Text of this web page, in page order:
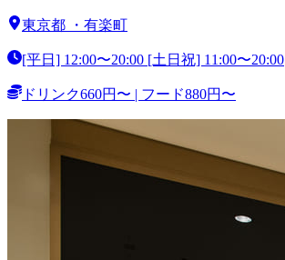
東京都 ・ 有楽町
[平日] 12:00〜20:00 [土日祝] 11:00〜20:00
ドリンク660円〜 | フード880円〜